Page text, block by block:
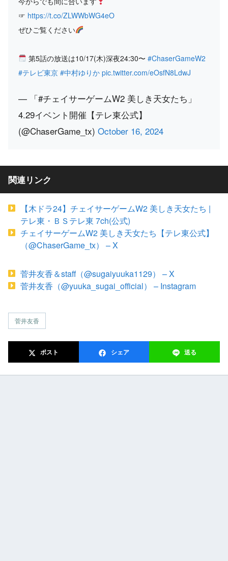
☞ https://t.co/ZLWWbWG4eO
ぜひご覧ください
第5話の放送は10/17(木)深夜24:30〜 #ChaserGameW2
#テレビ東京 #中村ゆりか pic.twitter.com/eOsfN8LdwJ
— 「#チェイサーゲームW2 美しき天女たち」
4.29イベント開催【テレ東公式】
(@ChaserGame_tx) October 16, 2024
関連リンク
【木ドラ24】チェイサーゲームW2 美しき天女たち |
テレ東・ＢＳテレ東 7ch(公式)
チェイサーゲームW2 美しき天女たち【テレ東公式】
（@ChaserGame_tx） – X
菅井友香＆staff（@sugaiyuuka1129） – X
菅井友香（@yuuka_sugai_official） – Instagram
菅井友香
ポスト シェア 送る